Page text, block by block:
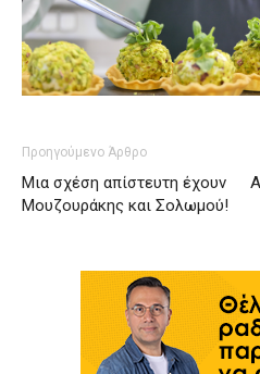
Προηγούμενο Άρθρο
Μια σχέση απίστευτη έχουν
Μουζουράκης και Σολωμού!